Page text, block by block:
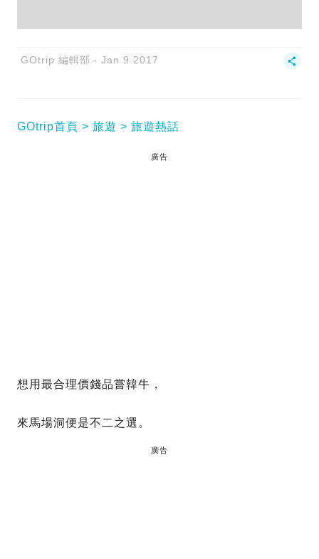
GOtrip 編輯部 Jan 9 2017
GOtrip首頁 旅遊 旅遊熱話
廣告
想用最合理價錢品嘗韓牛，
來馬場洞便是不二之選。
廣告